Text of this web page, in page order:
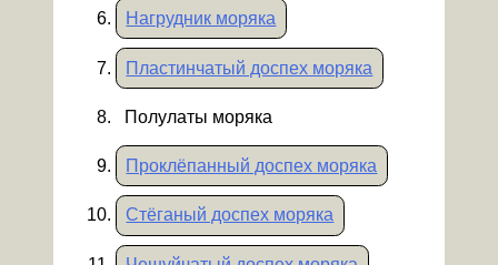
Нагрудник моряка
Пластинчатый доспех моряка
Полулаты моряка
Проклёпанный доспех моряка
Стёганый доспех моряка